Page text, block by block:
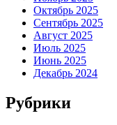
Октябрь 2025
Сентябрь 2025
Август 2025
Июль 2025
Июнь 2025
Декабрь 2024
Рубрики